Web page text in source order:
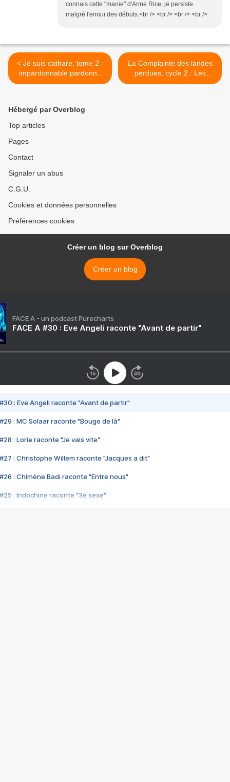
connais cette "manie" d'Anne Rice, je persiste
malgré l'ennui des débuts.<br /> <br /> <br /> <br />
< Je suis cathare, tome 2 :
impardonnable pardonné
de Makyo et Calore
La Complainte des landes
perdues, cycle 2 : Les
chevaliers du pardon, tome
Hébergé par Overblog
Top articles
Pages
Contact
Signaler un abus
C.G.U.
Cookies et données personnelles
Préférences cookies
Créer un blog sur Overblog
Créer un blog
FACE A - un podcast Purecharts
FACE A #30 : Eve Angeli raconte "Avant de partir"
#30 : Eve Angeli raconte "Avant de partir"
#29 : MC Solaar raconte "Bouge de là"
#28 : Lorie raconte "Je vais vite"
#27 : Christophe Willem raconte "Jacques a dit"
#26 : Chimène Badi raconte "Entre nous"
#25 : Indochine raconte "3e sexe"